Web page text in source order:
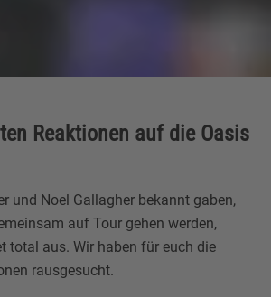
Reaktionen auf die Oasis
und Noel Gallagher bekannt gaben,
auf Tour gehen werden,
total aus. Wir haben für euch die
rausgesucht.